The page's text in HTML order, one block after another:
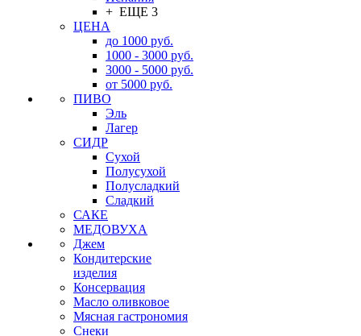
+ ЕЩЕ 3
ЦЕНА
до 1000 руб.
1000 - 3000 руб.
3000 - 5000 руб.
от 5000 руб.
ПИВО
Эль
Лагер
СИДР
Сухой
Полусухой
Полусладкий
Сладкий
САКЕ
МЕДОВУХА
Джем
Кондитерские
изделия
Консервация
Масло оливковое
Мясная гастрономия
Снеки